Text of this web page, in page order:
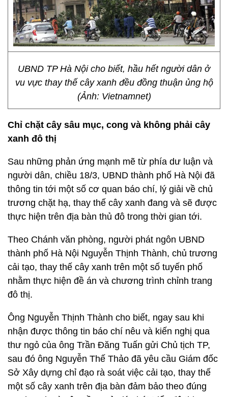
UBND TP Hà Nội cho biết, hầu hết người dân ở
vu vực thay thế cây xanh đều đồng thuận ủng hộ
(Ảnh: Vietnamnet)
Chỉ chặt cây sâu mục, cong và không phải cây
xanh đô thị
Sau những phản ứng mạnh mẽ từ phía dư luận và
người dân, chiều 18/3, UBND thành phố Hà Nội đã
thông tin tới một số cơ quan báo chí, lý giải về chủ
trương chặt hạ, thay thế cây xanh đang và sẽ được
thực hiện trên địa bàn thủ đô trong thời gian tới.
Theo Chánh văn phòng, người phát ngôn UBND
thành phố Hà Nội Nguyễn Thịnh Thành, chủ trương
cải tạo, thay thế cây xanh trên một số tuyến phố
nhằm thực hiện đề án và chương trình chỉnh trang
đô thị.
Ông Nguyễn Thịnh Thành cho biết, ngay sau khi
nhận được thông tin báo chí nêu và kiến nghị qua
thư ngỏ của ông Trần Đăng Tuấn gửi Chủ tịch TP,
sau đó ông Nguyễn Thế Thảo đã yêu cầu Giám đốc
Sở Xây dựng chỉ đạo rà soát việc cải tạo, thay thế
một số cây xanh trên địa bàn đảm bảo theo đúng